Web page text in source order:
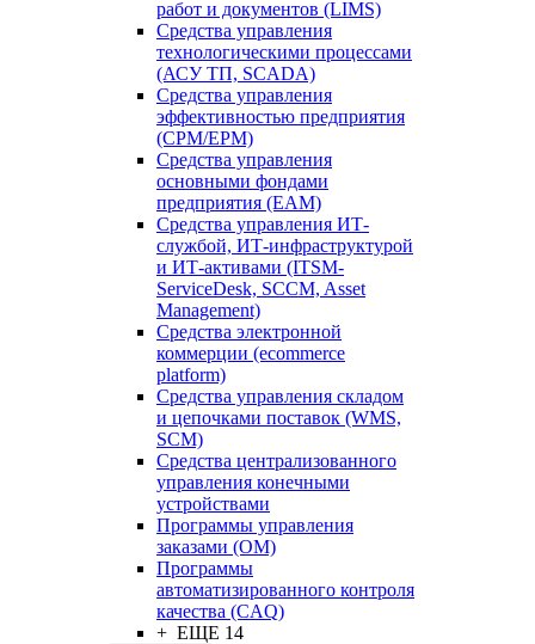
работ и документов (LIMS)
Средства управления
технологическими процессами
(АСУ ТП, SCADA)
Средства управления
эффективностью предприятия
(CPM/EPM)
Средства управления
основными фондами
предприятия (EAM)
Средства управления ИТ-
службой, ИТ-инфраструктурой
и ИТ-активами (ITSM-
ServiceDesk, SCCM, Asset
Management)
Средства электронной
коммерции (ecommerce
platform)
Средства управления складом
и цепочками поставок (WMS,
SCM)
Средства централизованного
управления конечными
устройствами
Программы управления
заказами (OM)
Программы
автоматизированного контроля
качества (CAQ)
+ ЕЩЕ 14